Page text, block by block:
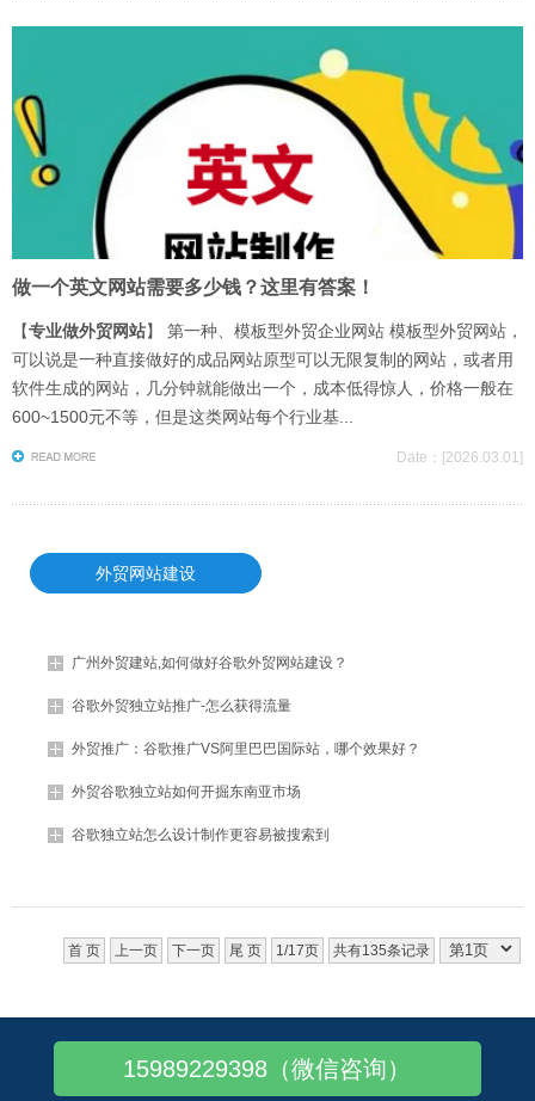
做一个英文网站需要多少钱？这里有答案！
【专业做外贸网站】 第一种、模板型外贸企业网站 模板型外贸网站，
可以说是一种直接做好的成品网站原型可以无限复制的网站，或者用
软件生成的网站，几分钟就能做出一个，成本低得惊人，价格一般在
600~1500元不等，但是这类网站每个行业基...
Date：[2026.03.01]
外贸网站建设
广州外贸建站,如何做好谷歌外贸网站建设？
谷歌外贸独立站推广-怎么获得流量
外贸推广：谷歌推广VS阿里巴巴国际站，哪个效果好？
外贸谷歌独立站如何开掘东南亚市场
谷歌独立站怎么设计制作更容易被搜索到
谷歌独立站 | 外贸B2B独立站搭建
外贸建站怎么做？首先考虑国外服务器
首 页 上一页 下一页 尾 页 1/17页 共有135条记录
15989229398（微信咨询）